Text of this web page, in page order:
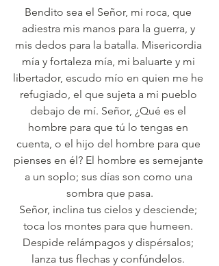
Bendito sea el Señor, mi roca, que
adiestra mis manos para la guerra, y
mis dedos para la batalla. Misericordia
mía y fortaleza mía, mi baluarte y mi
libertador, escudo mío en quien me he
refugiado, el que sujeta a mi pueblo
debajo de mí. Señor, ¿Qué es el
hombre para que tú lo tengas en
cuenta, o el hijo del hombre para que
pienses en él? El hombre es semejante
a un soplo; sus días son como una
sombra que pasa.
Señor, inclina tus cielos y desciende;
toca los montes para que humeen.
Despide relámpagos y dispérsalos;
lanza tus flechas y confúndelos.